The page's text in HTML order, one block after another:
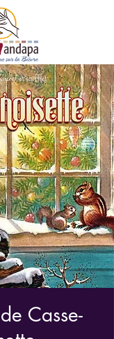
Casse-